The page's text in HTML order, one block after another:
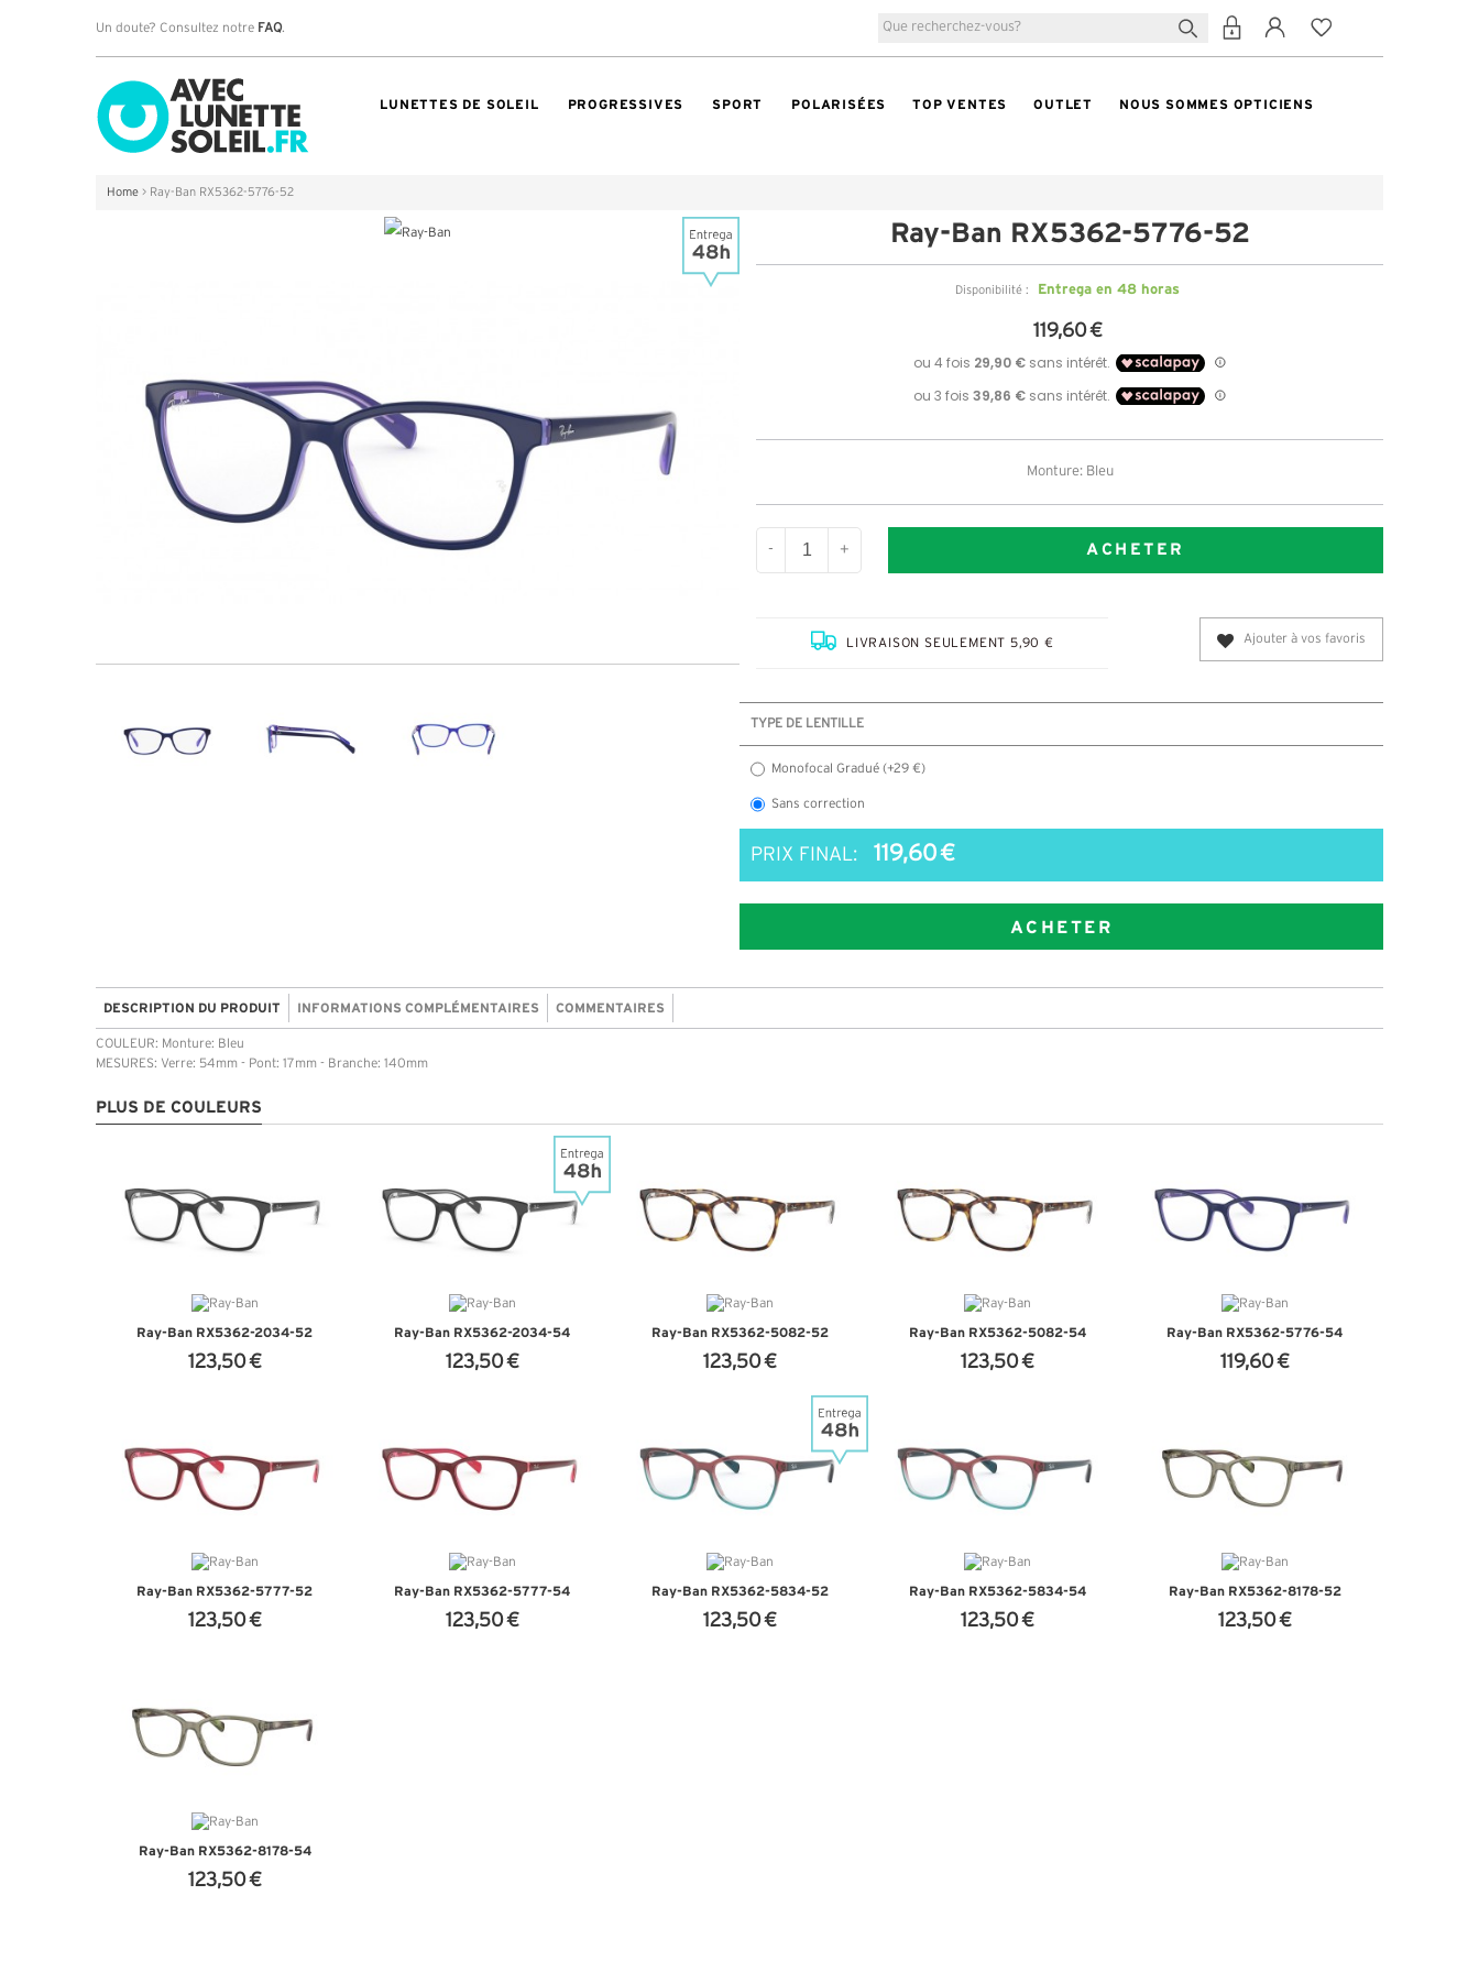
Un doute? Consultez notre FAQ.
LUNETTES DE SOLEIL PROGRESSIVES SPORT POLARISÉES TOP VENTES OUTLET NOUS SOMMES OPTICIENS
Home > Ray-Ban RX5362-5776-52
Ray-Ban RX5362-5776-52
Disponibilité : Entrega en 48 horas
119,60 €
Monture: Bleu
- + ACHETER
LIVRAISON SEULEMENT 5,90 € Ajouter à vos favoris
TYPE DE LENTILLE
Monofocal Gradué (+29 €)
Sans correction
PRIX FINAL: 119,60 €
ACHETER
DESCRIPTION DU PRODUIT INFORMATIONS COMPLÉMENTAIRES COMMENTAIRES
COULEUR: Monture: Bleu
MESURES: Verre: 54mm - Pont: 17mm - Branche: 140mm
PLUS DE COULEURS
Ray-Ban RX5362-2034-52
123,50 €
Ray-Ban RX5362-2034-54
123,50 €
Ray-Ban RX5362-5082-52
123,50 €
Ray-Ban RX5362-5082-54
123,50 €
Ray-Ban RX5362-5776-54
119,60 €
Ray-Ban RX5362-5777-52
123,50 €
Ray-Ban RX5362-5777-54
123,50 €
Ray-Ban RX5362-5834-52
123,50 €
Ray-Ban RX5362-5834-54
123,50 €
Ray-Ban RX5362-8178-52
123,50 €
Ray-Ban RX5362-8178-54
123,50 €